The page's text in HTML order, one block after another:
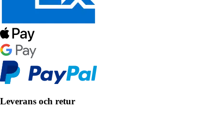
Leverans och retur